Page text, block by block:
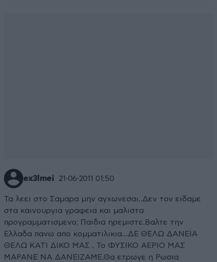
ex3lmei 21·06·2011 01:50
Τα λεει στο Σαμαρα μην αγχωνεσαι..Δεν τον ειδαμε
στα καινουργια γραφεια και μαλιστα
προγραμματισμενο; Παιδια ηρεμιστε.Βαλτε την
Ελλαδα πανω απο κομματιλικια...ΔΕ ΘΕΛΩ ΔΑΝΕΙΑ
ΘΕΛΩ ΚΑΤΙ ΔΙΚΟ ΜΑΣ . Το ΦΥΣΙΚΟ ΑΕΡΙΟ ΜΑΣ
ΜΑΡΑΝΕ ΝΑ ΔΑΝΕΙΖΑΜΕ.Θα ετρωγε η Ρωσια